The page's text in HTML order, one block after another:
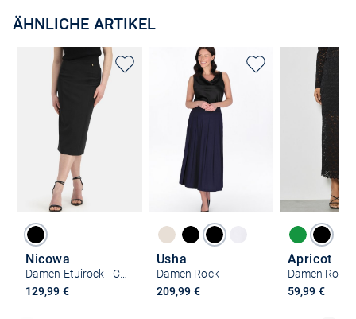
ÄHNLICHE ARTIKEL
Nicowa
Damen Etuirock - COLINERA
129,99 €
Usha
Damen Rock
209,99 €
Apricot
Damen Rock
59,99 €